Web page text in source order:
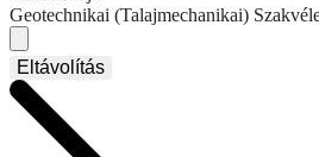
Geotechnikai (Talajmechanikai)
Eltávolítás